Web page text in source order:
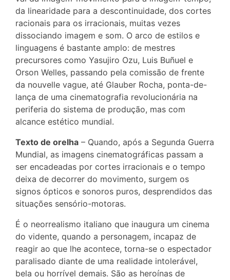
da linearidade para a descontinuidade, dos cortes
racionais para os irracionais, muitas vezes
dissociando imagem e som. O arco de estilos e
linguagens é bastante amplo: de mestres
precursores como Yasujiro Ozu, Luis Buñuel e
Orson Welles, passando pela comissão de frente
da nouvelle vague, até Glauber Rocha, ponta-de-
lança de uma cinematografia revolucionária na
periferia do sistema de produção, mas com
alcance estético mundial.
Texto de orelha – Quando, após a Segunda Guerra
Mundial, as imagens cinematográficas passam a
ser encadeadas por cortes irracionais e o tempo
deixa de decorrer do movimento, surgem os
signos ópticos e sonoros puros, desprendidos das
situações sensório-motoras.
É o neorrealismo italiano que inaugura um cinema
do vidente, quando a personagem, incapaz de
reagir ao que lhe acontece, torna-se o espectador
paralisado diante de uma realidade intolerável,
bela ou horrível demais. São as heroínas de